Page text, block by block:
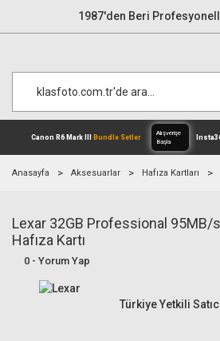
1987'den Beri
Canon R6 Mark IIIBundle
Anasayfa Aksesuarlar Hafıza Kartları
Lexar 32GB Professional 95MB/
Hafıza Kartı
0 - Yorum Yap
Türkiye Yetkili